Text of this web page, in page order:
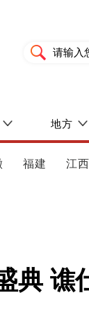
地方
福建 江西
典 谯